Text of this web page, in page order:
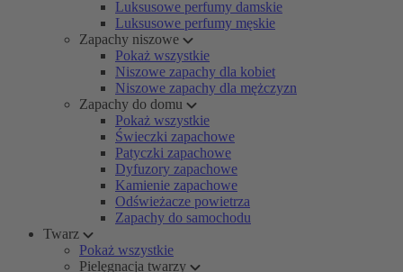
Luksusowe perfumy damskie
Luksusowe perfumy męskie
Zapachy niszowe
Pokaż wszystkie
Niszowe zapachy dla kobiet
Niszowe zapachy dla mężczyzn
Zapachy do domu
Pokaż wszystkie
Świeczki zapachowe
Patyczki zapachowe
Dyfuzory zapachowe
Kamienie zapachowe
Odświeżacze powietrza
Zapachy do samochodu
Twarz
Pokaż wszystkie
Pielęgnacja twarzy